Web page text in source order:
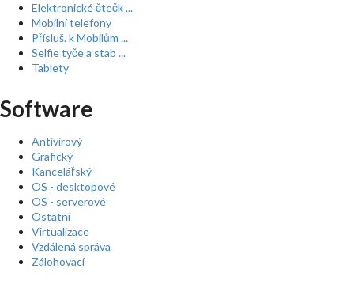
Elektronické čtečk ...
Mobilní telefony
Přísluš. k Mobilům ...
Selfie tyče a stab ...
Tablety
Software
Antivirový
Grafický
Kancelářský
OS - desktopové
OS - serverové
Ostatní
Virtualizace
Vzdálená správa
Zálohovací